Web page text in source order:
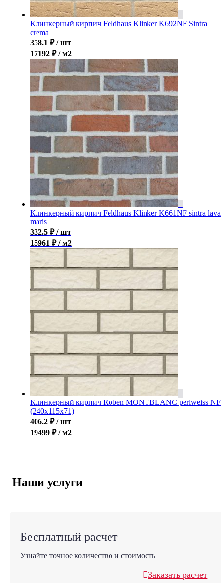
Клинкерный кирпич Feldhaus Klinker K692NF Sintra
crema
358.1 ₽ / шт
17192 ₽ / м2
Клинкерный кирпич Feldhaus Klinker K661NF sintra lava
maris
332.5 ₽ / шт
15961 ₽ / м2
Клинкерный кирпич Roben MONTBLANC perlweiss NF
(240x115x71)
406.2 ₽ / шт
19499 ₽ / м2
Наши услуги
Бесплатный расчет
Узнайте точное количество и стоимость
Заказать расчет